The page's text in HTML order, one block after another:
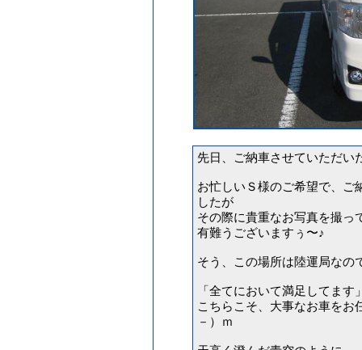
先日、ご納車させていただい
お忙しいＳ様のご希望で、ご
したが
その際に貴重なお写真を撮っ
有難うございますぅ〜♪
そう、この場所は陸運局なの
「全てにおいて満足してま
こちらこそ、大事なお車をお
－）ｍ